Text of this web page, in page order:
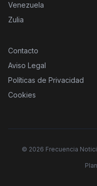
Venezuela
Zulia
Contacto
Aviso Legal
Políticas de Privacidad
Cookies
© 2026 Frecuencia